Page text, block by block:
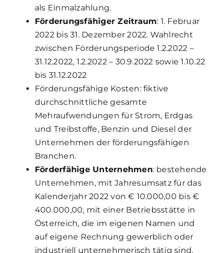
als Einmalzahlung.
Förderungsfähiger Zeitraum: 1. Februar
2022 bis 31. Dezember 2022. Wahlrecht
zwischen Förderungsperiode 1.2.2022 –
31.12.2022, 1.2.2022 – 30.9.2022 sowie 1.10.22
bis 31.12.2022
Förderungsfähige Kosten: fiktive
durchschnittliche gesamte
Mehraufwendungen für Strom, Erdgas
und Treibstoffe, Benzin und Diesel der
Unternehmen der förderungsfähigen
Branchen.
Förderfähige Unternehmen: bestehende
Unternehmen, mit Jahresumsatz für das
Kalenderjahr 2022 von € 10.000,00 bis €
400.000,00, mit einer Betriebsstätte in
Österreich, die im eigenen Namen und
auf eigene Rechnung gewerblich oder
industriell unternehmerisch tätig sind,